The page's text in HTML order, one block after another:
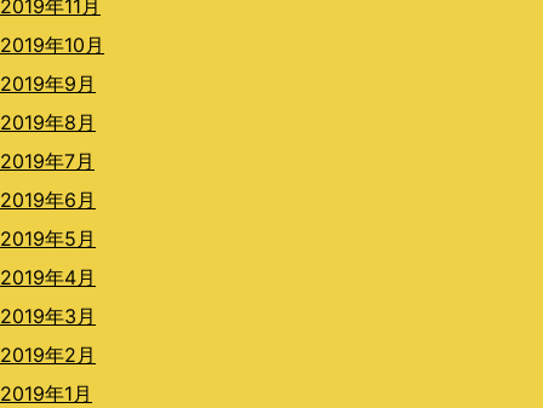
2019年11月
2019年10月
2019年9月
2019年8月
2019年7月
2019年6月
2019年5月
2019年4月
2019年3月
2019年2月
2019年1月